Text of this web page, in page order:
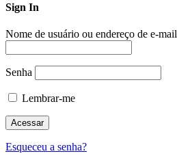
Sign In
Nome de usuário ou endereço de e-mail
Senha
Lembrar-me
Esqueceu a senha?